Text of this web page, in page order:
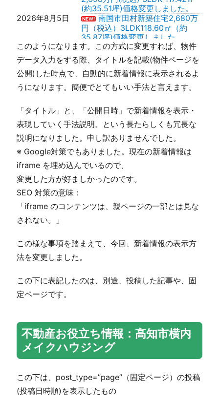
(約35.51坪)価格変更しました。
2026年8月5日
NEW!
南国市田村新築住宅2,680万
円（税込）3LDK118.60㎡（約
35.87坪)価格変更しました。
2026年8月4日
NEW!
高知市新田町新築住宅
③3,098万円(税込）4LDK128.05
㎡ (約38.73坪)
2026年8月3日
NEW!
高知市新田町新築住宅
②3,398万円(税込）4LDK123.29
2026年8月2日
高知市北竹島町リフォーム済
住宅 1,399万円（税込）3DK
76.04㎡(約23坪)
NEW!
高知市旭駅前町 新築住宅
2,780万円(税込) 3LDK 76.64㎡
（約23.18坪）動画アップしまし
た。
2026年8月1日
高知市潮見台1丁目 リフォー
ム済住宅 2,599万円（税込）
2026年7月31日
高知市南万々新築住宅D号地
4,410万円 (税込) 3LDK168.96㎡
①2,798万円（税込)4LDK
128.83㎡ (約38.97坪) 価格変更し
ました。
円（税込）3LDK96.31㎡（約
29.13坪）価格変更しました。
2026年7月28日
2026年7月27日
高知市長浜新築住宅 1,790万円
（税込）4LDK 206.51㎡(約62.46
坪)価格変更しました。
2026年7月26日
高知市朝倉丙リフォーム済住宅
1,499万円（税込）3LDK 83.50㎡
2026年7月25日
高知市南万々新築住宅A号地 4,180
円 (税込) 3LDK141.19㎡（約42.71
このようになります。この方式に変更すれば、物件
データ入力をする際、タイトルを記載(物件ページを
公開)した時点で、自動的に新着情報に表示されるよ
うになります。簡便でとてもいい手法と言えます。
「タイトル」と、「公開日時」で新着情報を表示・
表現していく手法説明。という長たらしくも冗長な
説明になりました。申し訳ありませんでした。
※ Google対策でもありました。現在の新着情報は
iframe を埋め込んでいるので、
変更した方が好ましかったのです。
SEO 対策の意味：
「iframe のコンテンツは、親ページの一部とは見な
されない。」
この様な事項を踏まえて、今回、新着情報の表示方
法を変更しました。
この下に表記したのは、別途、投稿した記事や、固
定ページです。
不動産お役立ち情報：高知市横内
メイクハウジング
この下は、post_type=”page”（固定ページ）の投稿
(投稿日時順)を表示したもの